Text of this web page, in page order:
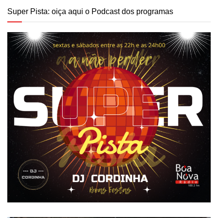
Super Pista: oiça aqui o Podcast dos programas